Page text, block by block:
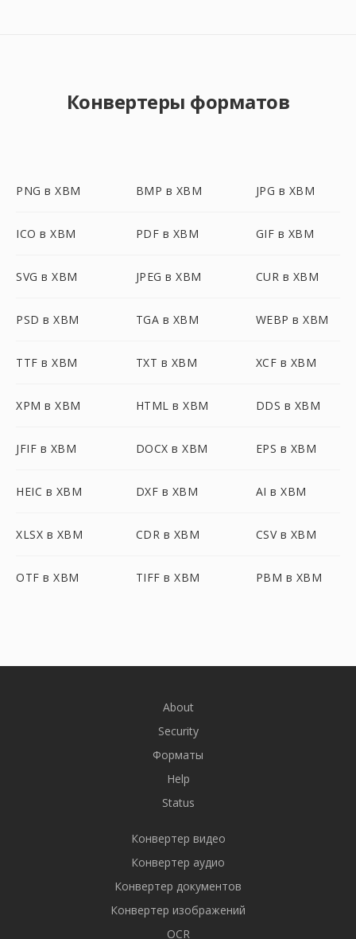
Конвертеры форматов
PNG в XBM BMP в XBM JPG в XBM
ICO в XBM PDF в XBM GIF в XBM
SVG в XBM JPEG в XBM CUR в XBM
PSD в XBM TGA в XBM WEBP в XBM
TTF в XBM TXT в XBM XCF в XBM
XPM в XBM HTML в XBM DDS в XBM
JFIF в XBM DOCX в XBM EPS в XBM
HEIC в XBM DXF в XBM AI в XBM
XLSX в XBM CDR в XBM CSV в XBM
OTF в XBM TIFF в XBM PBM в XBM
About
Security
Форматы
Help
Status
Конвертер видео
Конвертер аудио
Конвертер документов
Конвертер изображений
OCR